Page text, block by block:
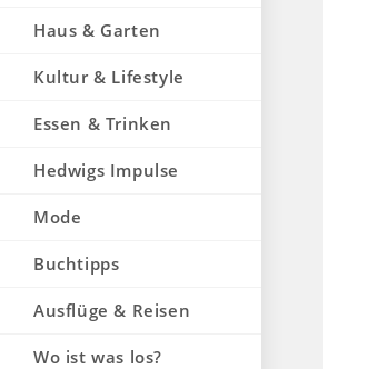
Haus & Garten
Kultur & Lifestyle
Essen & Trinken
Hedwigs Impulse
Mode
Buchtipps
Ausflüge & Reisen
Wo ist was los?